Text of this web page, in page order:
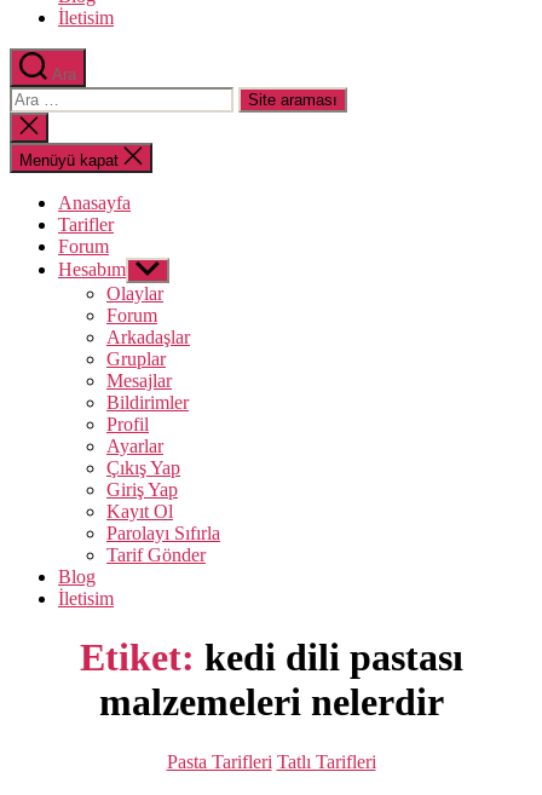
İletisim
Ara
Arama
yap:
Aramayı
kapat
Menüyü kapat
Anasayfa
Tarifler
Forum
Hesabım Alt
menüyü
göster
Olaylar
Forum
Arkadaşlar
Gruplar
Mesajlar
Bildirimler
Profil
Ayarlar
Çıkış Yap
Giriş Yap
Kayıt Ol
Parolayı Sıfırla
Tarif Gönder
Blog
İletisim
Etiket: kedi dili pastası
malzemeleri nelerdir
Kategoriler
Pasta Tarifleri Tatlı Tarifleri